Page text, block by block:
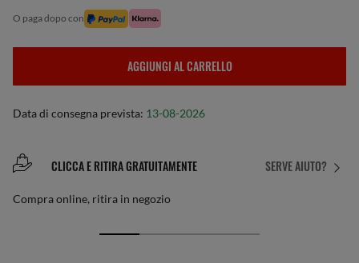
o paga dopo con
AGGIUNGI AL CARRELLO
Data di consegna prevista: 13-08-2026
SERVE AIUTO?
CLICCA E RITIRA GRATUITAMENTE
Compra online, ritira in negozio